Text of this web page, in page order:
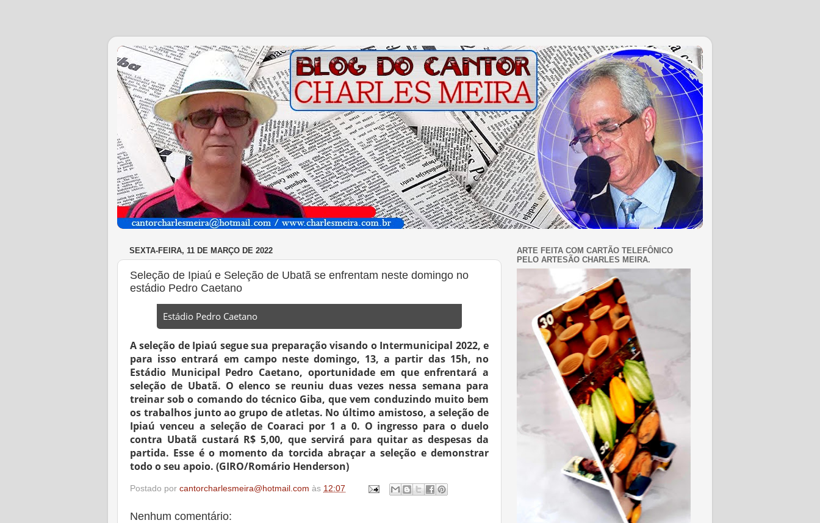
SEXTA-FEIRA, 11 DE MARÇO DE 2022
Seleção de Ipiaú e Seleção de Ubatã se enfrentam neste domingo no
estádio Pedro Caetano
Estádio Pedro Caetano
A seleção de Ipiaú segue sua preparação visando o Intermunicipal 2022, e
para isso entrará em campo neste domingo, 13, a partir das 15h, no
Estádio Municipal Pedro Caetano, oportunidade em que enfrentará a
seleção de Ubatã. O elenco se reuniu duas vezes nessa semana para
treinar sob o comando do técnico Giba, que vem conduzindo muito bem
os trabalhos junto ao grupo de atletas. No último amistoso, a seleção de
Ipiaú venceu a seleção de Coaraci por 1 a 0. O ingresso para o duelo
contra Ubatã custará R$ 5,00, que servirá para quitar as despesas da
partida. Esse é o momento da torcida abraçar a seleção e demonstrar
todo o seu apoio. (GIRO/Romário Henderson)
Postado por cantorcharlesmeira@hotmail.com às 12:07
Nenhum comentário:
ARTE FEITA COM CARTÃO TELEFÔNICO
PELO ARTESÃO CHARLES MEIRA.